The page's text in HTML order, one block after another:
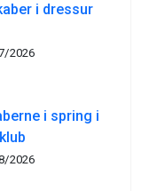
i dressur
2026
i spring i
2026